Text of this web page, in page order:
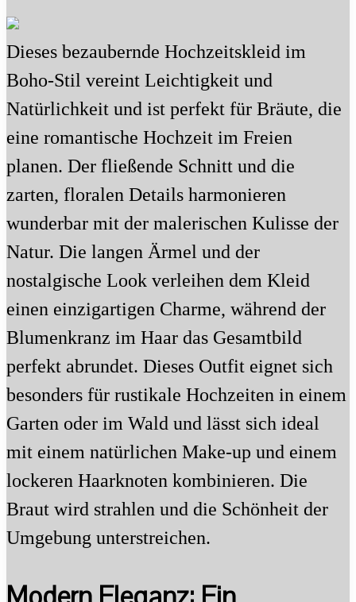
Dieses bezaubernde Hochzeitskleid im
Boho-Stil vereint Leichtigkeit und
Natürlichkeit und ist perfekt für Bräute, die
eine romantische Hochzeit im Freien
planen. Der fließende Schnitt und die
zarten, floralen Details harmonieren
wunderbar mit der malerischen Kulisse der
Natur. Die langen Ärmel und der
nostalgische Look verleihen dem Kleid
einen einzigartigen Charme, während der
Blumenkranz im Haar das Gesamtbild
perfekt abrundet. Dieses Outfit eignet sich
besonders für rustikale Hochzeiten in einem
Garten oder im Wald und lässt sich ideal
mit einem natürlichen Make-up und einem
lockeren Haarknoten kombinieren. Die
Braut wird strahlen und die Schönheit der
Umgebung unterstreichen.